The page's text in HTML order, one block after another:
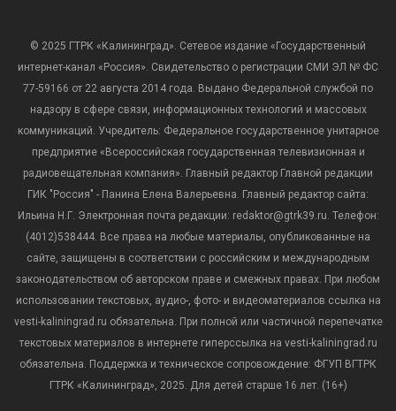
© 2025 ГТРК «Калининград». Сетевое издание «Государственный
интернет-канал «Россия». Свидетельство о регистрации СМИ ЭЛ № ФС
77-59166 от 22 августа 2014 года. Выдано Федеральной службой по
надзору в сфере связи, информационных технологий и массовых
коммуникаций. Учредитель: Федеральное государственное унитарное
предприятие «Всероссийская государственная телевизионная и
радиовещательная компания». Главный редактор Главной редакции
ГИК "Россия" - Панина Елена Валерьевна. Главный редактор сайта:
Ильина Н.Г. Электронная почта редакции: redaktor@gtrk39.ru. Телефон:
(4012)538444. Все права на любые материалы, опубликованные на
сайте, защищены в соответствии с российским и международным
законодательством об авторском праве и смежных правах. При любом
использовании текстовых, аудио-, фото- и видеоматериалов ссылка на
vesti-kaliningrad.ru обязательна. При полной или частичной перепечатке
текстовых материалов в интернете гиперссылка на vesti-kaliningrad.ru
обязательна. Поддержка и техническое сопровождение: ФГУП ВГТРК
ГТРК «Калининград», 2025. Для детей старше 16 лет. (16+)